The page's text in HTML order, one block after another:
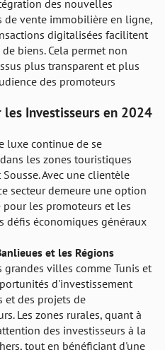
des nouvelles
de vente immobilière en ligne,
digitalisées facilitent
biens. Cela permet non
plus transparent et plus
des promoteurs
Investisseurs en 2024
luxe continue de se
les zones touristiques
Avec une clientèle
secteur demeure une option
les promoteurs et les
défis économiques généraux
et les Régions
grandes villes comme Tunis et
d'investissement
et des projets de
Les zones rurales, quant à
des investisseurs à la
tout en bénéficiant d'une